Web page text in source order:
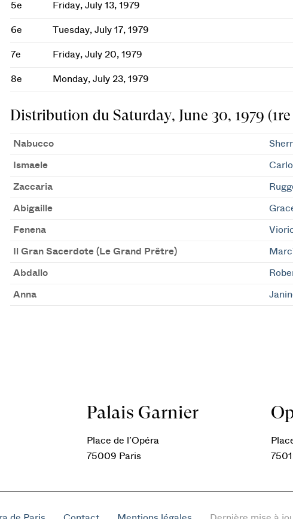
5e Friday, July 13, 1979
6e Tuesday, July 17, 1979
7e Friday, July 20, 1979
8e Monday, July 23, 1979
Distribution du Saturday, June 30, 1979 (1re
Nabucco
Ismaele
Zaccaria
Abigaille
Fenena
Il Gran Sacerdote (Le Grand Prêtre)
Abdallo
Anna
Palais Garnier
Place de l’Opéra
75009 Paris